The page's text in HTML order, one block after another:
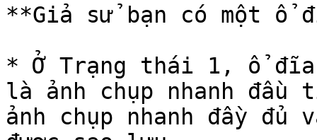
**Giả sử bạn có một ổ
* Ở Trạng thái 1, ổ đĩa
là ảnh chụp nhanh
ảnh chụp nhanh đầy đủ